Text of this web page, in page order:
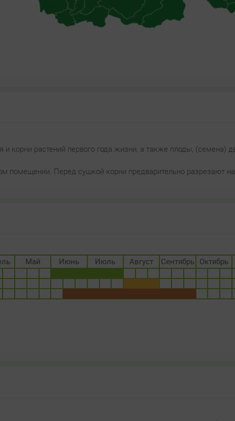
корни растений первого года жизни, а также плоды, (семена)
помещении. Перед сушкой корни предварительно разрезают на
Май Июнь Июль Август Сентябрь Октябрь